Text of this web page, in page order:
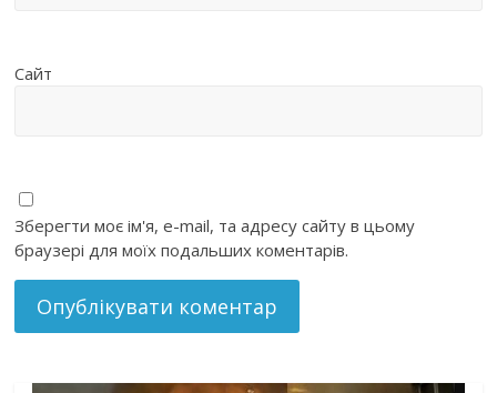
Сайт
Зберегти моє ім'я, e-mail, та адресу сайту в цьому
браузері для моїх подальших коментарів.